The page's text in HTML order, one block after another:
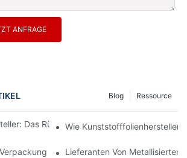
ANFRAGE
Ressource
Blog
Das Rückgrat Flexibler Verpackungen
Wie Kunststofffolienhersteller
Einblicke Führender
Lieferanten Von